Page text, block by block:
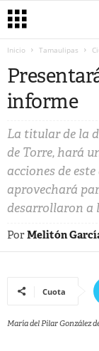
Inicio Tamaulipas
informe
La titular de la
de Torre, hará
acciones de
aprovechará
desarrollaron a
PorMelitón
Cuota
María del Pilar González